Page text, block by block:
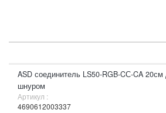
ASD соединитель LS50-RGB-CС-CA
шнуром
Артикул :
4690612003337